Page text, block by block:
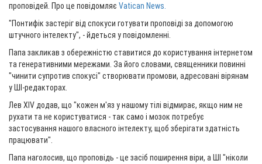
проповідей. Про це повідомляє Vatican News.
"Понтифік застеріг від спокуси готувати проповіді за допомогою
штучного інтелекту", - йдеться у повідомленні.
Папа закликав з обережністю ставитися до користування інтернетом
та генеративними мережами. За його словами, священники повинні
"чинити супротив спокусі" створювати промови, адресовані вірянам
у ШІ-редакторах.
Лев XIV додав, що "кожен м'яз у нашому тілі відмирає, якщо ним не
рухати та не користуватися - так само і мозок потребує
застосування нашого власного інтелекту, щоб зберігати здатність
працювати".
Папа наголосив, що проповідь - це засіб поширення віри, а ШІ "ніколи